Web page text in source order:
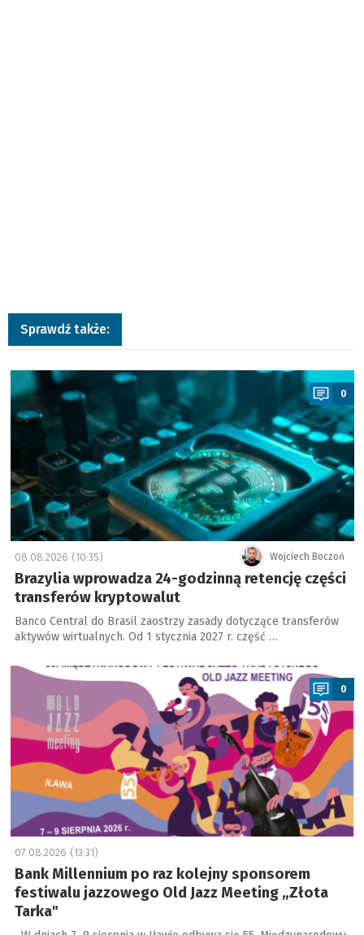
Sprawdź także:
a
0
Wojciech Boczoń
08.08.2026 (10:35)
Brazylia wprowadza 24-godzinną retencję części
transferów kryptowalut
Banco Central do Brasil zaostrzy zasady dotyczące transferów
aktywów wirtualnych. Od 1 stycznia 2027 r. część …
a
0
07.08.2026 (13:31)
Bank Millennium po raz kolejny sponsorem
festiwalu jazzowego Old Jazz Meeting „Złota
Tarka"